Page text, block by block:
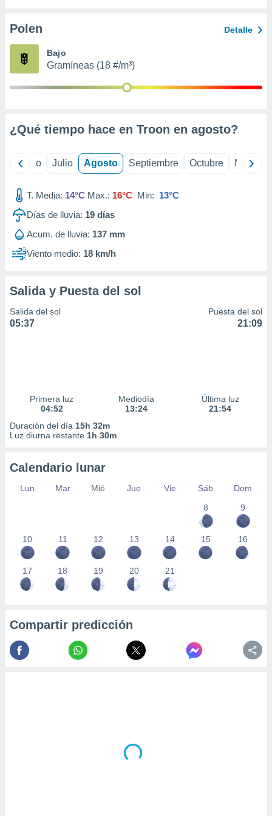
e
mediante
publicidad
publicidad
1199
Polen Detalle
Bajo
Gramíneas (18 #/m³)
¿Qué tiempo hace en Troon en agosto?
Junio Julio Agosto Septiembre Octubre
T. Media: 14°C Max.: 16°C Min: 13°C
Días de lluvia: 19 días
Acum. de lluvia: 137 mm
Viento medio: 18 km/h
Salida y Puesta del sol
Salida del sol
05:37
Puesta del sol
21:09
Primera luz
04:52
Mediodía
13:24
Última luz
21:54
Duración del día 15h 32m
Luz diurna restante 1h 30m
Calendario lunar
Lun Mar Mié Jue Vie Sáb
Dom
8
9
10 11 12 13 14 15 16
17 18 19 20 21
Compartir predicción